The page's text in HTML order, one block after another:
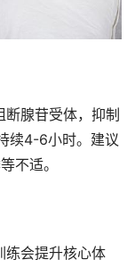
腺苷受体，抑制
续4-6小时。建议
不适。
练会提升核心体